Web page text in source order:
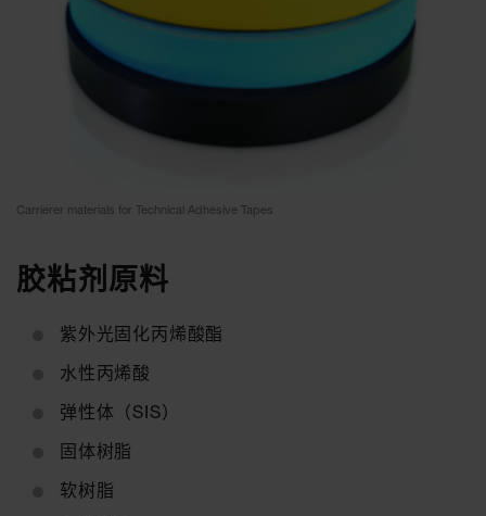
Carrierer materials for Technical Adhesive Tapes
胶粘剂原料
紫外光固化丙烯酸酯
水性丙烯酸
弹性体（SIS）
固体树脂
软树脂